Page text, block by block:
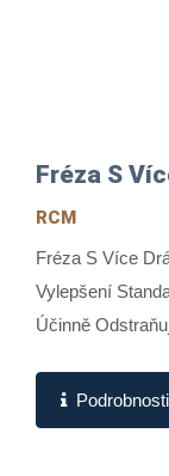
Fréza S
RCM
Fréza S Více
Vylepšení
Účinně
Podrobnosti